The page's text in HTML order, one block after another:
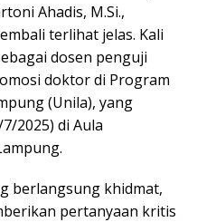
Ahadis, M.Si.,
terlihat jelas. Kali
dosen penguji
doktor di Program
(Unila), yang
2025) di Aula
berlangsung khidmat,
pertanyaan kritis